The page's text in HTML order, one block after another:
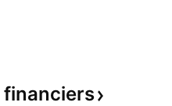
financiers